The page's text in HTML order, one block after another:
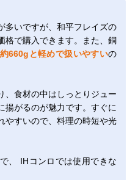
多いですが、和平フレイズの
格で購入できます。また、銅
約660gと軽めで扱いやすいの
、食材の中はしっとりジュー
揚がるのが魅力です。すぐに
やすいので、料理の時短や光
で、 IHコンロでは使用できな